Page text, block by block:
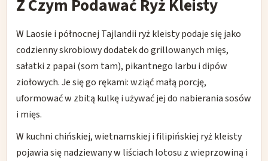
Z Czym Podawać Ryż Kleisty
W Laosie i północnej Tajlandii ryż kleisty podaje się jako
codzienny skrobiowy dodatek do grillowanych mięs,
sałatki z papai (som tam), pikantnego larbu i dipów
ziołowych. Je się go rękami: wziąć małą porcję,
uformować w zbitą kulkę i używać jej do nabierania sosów
i mięs.
W kuchni chińskiej, wietnamskiej i filipińskiej ryż kleisty
pojawia się nadziewany w liściach lotosu z wieprzowiną i